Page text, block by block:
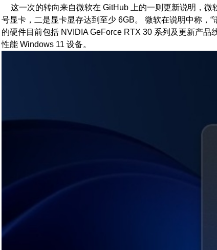
这一次的转向来自微软在 GitHub 上的一则更新说明，
号显卡，二是显卡显存达到至少 6GB。 微软在说明中称，
的硬件目前包括 NVIDIA GeForce RTX 30 系列及更新产
性能 Windows 11 设备。